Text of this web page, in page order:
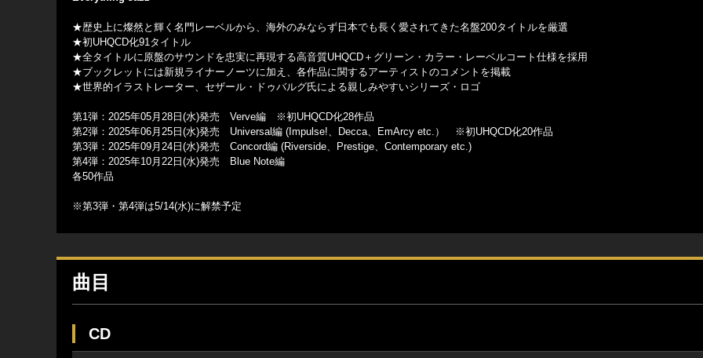
★歴史上に燦然と輝く名門レーベルから、海外のみならず日本でも長く愛されてきた名盤200タイトルを厳選
★初UHQCD化91タイトル
★全タイトルに原盤のサウンドを忠実に再現する高音質UHQCD＋グリーン・カラー・レーベルコート仕様を採用
★ブックレットには新規ライナーノーツに加え、各作品に関するアーティストのコメントを掲載
★世界的イラストレーター、セザール・ドゥバルグ氏による親しみやすいシリーズ・ロゴ
第1弾：2025年05月28日(水)発売 Verve編 ※初UHQCD化28作品
第2弾：2025年06月25日(水)発売 Universal編 (Impulse!、Decca、EmArcy etc.） ※初UHQCD化20作品
第3弾：2025年09月24日(水)発売 Concord編 (Riverside、Prestige、Contemporary etc.)
第4弾：2025年10月22日(水)発売 Blue Note編
各50作品
※第3弾・第4弾は5/14(水)に解禁予定
曲目
CD